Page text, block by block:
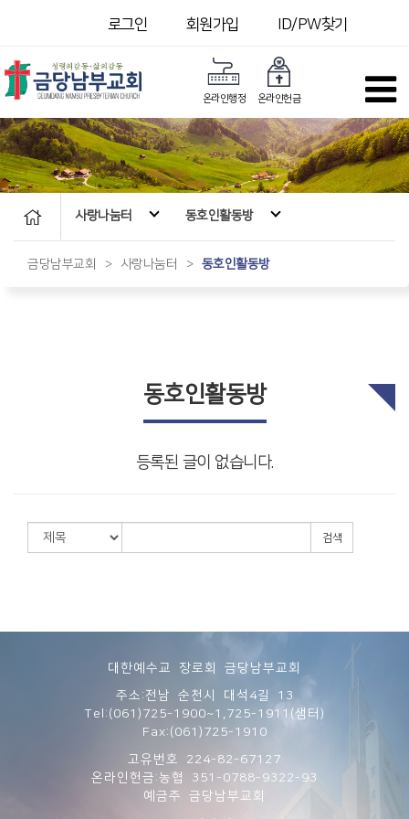
로그인 회원가입 ID/PW찾기
온라인행정 온라인헌금
사랑나눔터 동호인활동방
금당남부교회 > 사랑나눔터 > 동호인활동방
동호인활동방
등록된 글이 없습니다.
검색
대한예수교 장로회 금당남부교회
주소:전남 순천시 대석4길 13
Tel:(061)725-1900~1,725-1911(샘터)
Fax:(061)725-1910
고유번호 224-82-67127
온라인헌금:농협 351-0788-9322-93
예금주 금당남부교회